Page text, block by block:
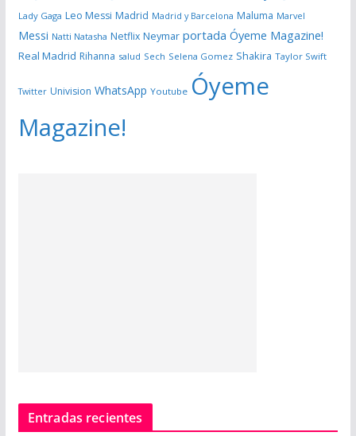
Lady Gaga Leo Messi Madrid Madrid y Barcelona Maluma Marvel
Messi Natti Natasha Netflix Neymar portada Óyeme Magazine!
Real Madrid Rihanna salud Sech Selena Gomez Shakira Taylor Swift
Twitter Univision WhatsApp Youtube Óyeme
Magazine!
Entradas recientes